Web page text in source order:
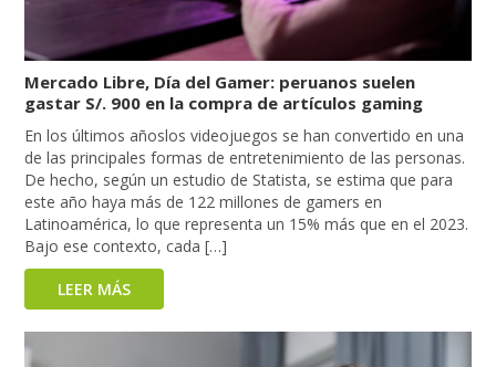
Mercado Libre, Día del Gamer: peruanos suelen
gastar S/. 900 en la compra de artículos gaming
En los últimos añoslos videojuegos se han convertido en una
de las principales formas de entretenimiento de las personas.
De hecho, según un estudio de Statista, se estima que para
este año haya más de 122 millones de gamers en
Latinoamérica, lo que representa un 15% más que en el 2023.
Bajo ese contexto, cada […]
LEER MÁS